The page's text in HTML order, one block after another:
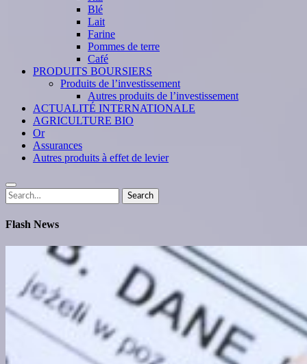
Blé
Lait
Farine
Pommes de terre
Café
PRODUITS BOURSIERS
Produits de l’investissement
Autres produits de l’investissement
ACTUALITÉ INTERNATIONALE
AGRICULTURE BIO
Or
Assurances
Autres produits à effet de levier
Search
for:
Search
Flash News